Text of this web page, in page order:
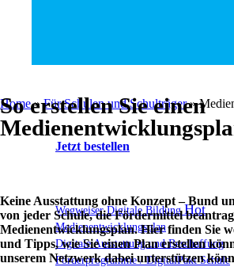
Jetzt bestellen
Wegweiser Digitale Bildung
Medienentwicklungsplan
Digitale Ausstattung und Beschaffung
Förderprogramme / DigitalPakt Schule
Home»Für Schulen und Schulträger»
So erstellen Sie einen
Keine Ausstattung ohne Konzept – Bund
von jeder Schule, die Fördermittel
Medienentwicklungsplan. Hier finden Sie
und Tipps, wie Sie einen Plan erstellen
unserem Netzwerk dabei unterstützen